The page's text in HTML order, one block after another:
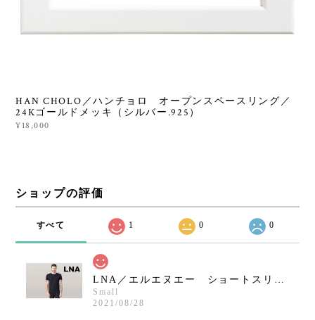
HAN CHOLO／ハンチョロ オープンスペースリング／
24Kゴールドメッキ（シルバー.925）
¥18,000
ショップの評価
すべて 1 0 0
LNA／エルエヌエー ショートスリーブクルーネックシャツ／ブラック
Small
2021/08/28